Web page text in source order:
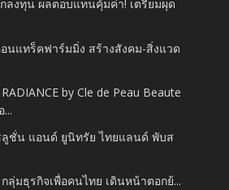
ลงทุน ผลตอบแทนคุ้มค่า! เตรียมผุด
อนแทร็คฟาร์มมิ่ง สร้างสังคม-สิ่งแวด
RADIANCE by Cle de Peau Beaute
ลูชั่น แอนด์ ยูนิทรัย ไทยแลนด์ พับส
กลุ่มธุรกิจเพื่อคนไทย เดินหน้าตอกย้...